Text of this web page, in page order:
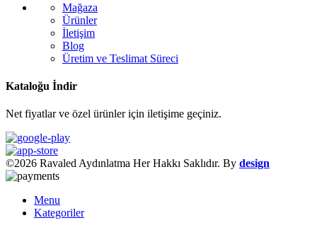
Mağaza
Ürünler
İletişim
Blog
Üretim ve Teslimat Süreci
Kataloğu İndir
Net fiyatlar ve özel ürünler için iletişime geçiniz.
©2026 Ravaled Aydınlatma Her Hakkı Saklıdır. By design
Menu
Kategoriler